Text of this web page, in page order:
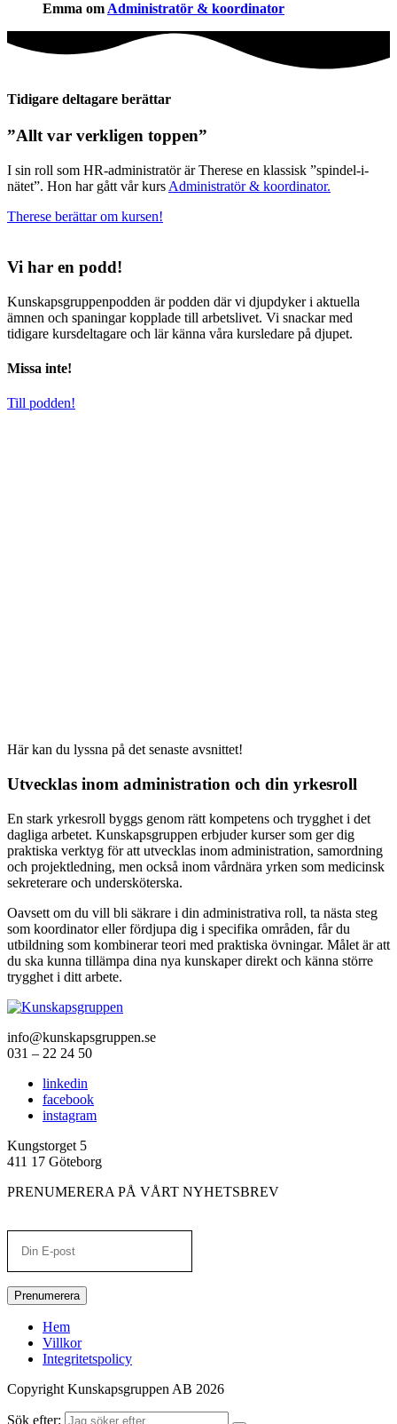
Emma om Administratör & koordinator
Tidigare deltagare berättar
”Allt var verkligen toppen”
I sin roll som HR-administratör är Therese en klassisk ”spindel-i-
nätet”. Hon har gått vår kurs Administratör & koordinator.
Therese berättar om kursen!
Vi har en podd!
Kunskapsgruppenpodden är podden där vi djupdyker i aktuella
ämnen och spaningar kopplade till arbetslivet. Vi snackar med
tidigare kursdeltagare och lär känna våra kursledare på djupet.
Missa inte!
Till podden!
Här kan du lyssna på det senaste avsnittet!
Utvecklas inom administration och din yrkesroll
En stark yrkesroll byggs genom rätt kompetens och trygghet i det
dagliga arbetet. Kunskapsgruppen erbjuder kurser som ger dig
praktiska verktyg för att utvecklas inom administration, samordning
och projektledning, men också inom vårdnära yrken som medicinsk
sekreterare och undersköterska.
Oavsett om du vill bli säkrare i din administrativa roll, ta nästa steg
som koordinator eller fördjupa dig i specifika områden, får du
utbildning som kombinerar teori med praktiska övningar. Målet är att
du ska kunna tillämpa dina nya kunskaper direkt och känna större
trygghet i ditt arbete.
info@kunskapsgruppen.se
031 – 22 24 50
linkedin
facebook
instagram
Kungstorget 5
411 17 Göteborg
PRENUMERERA PÅ VÅRT NYHETSBREV
Prenumerera
Hem
Villkor
Integritetspolicy
Copyright Kunskapsgruppen AB 2026
Sök efter: